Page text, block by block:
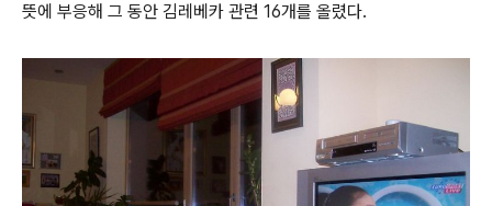
뜻에 부응해 그 동안 김레베카 관련 16개를 올렸다.